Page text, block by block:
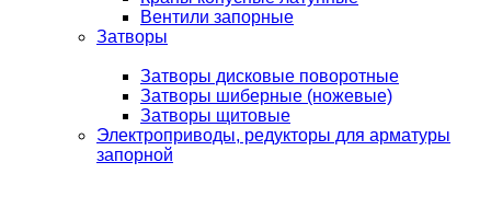
Вентили запорные
Затворы
Затворы дисковые поворотные
Затворы шиберные (ножевые)
Затворы щитовые
Электроприводы, редукторы для арматуры
запорной